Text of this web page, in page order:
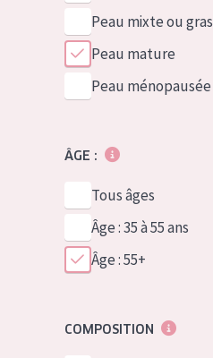
Peau mixte ou
Peau mature
Peau ménopausée
ÂGE :
Tous âges
Âge : 35 à 55 ans
Âge : 55+
COMPOSITION